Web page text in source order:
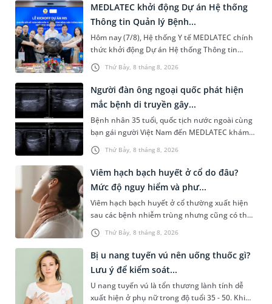
Thứ Bảy, 8 tháng 8, 2026
MEDLATEC khởi động Dự án Hệ thống
Thông tin Quản lý Bệnh...
Hôm nay (7/8), Hệ thống Y tế MEDLATEC chính
thức khởi động Dự án Hệ thống Thông tin
Quản lý Bệnh viện (HIS - Hospital Information
System) giai đoạn mới. Dự á...
Thứ Bảy, 8 tháng 8, 2026
Người đàn ông ngoại quốc phát hiện
mắc bệnh di truyền gây...
Bệnh nhân 35 tuổi, quốc tịch nước ngoài cùng
bạn gái người Việt Nam đến MEDLATEC khám
sức khỏe tiền hôn nhân. Qua thăm khám và
làm các xét nghiệm chuyên sâu,...
Thứ Bảy, 8 tháng 8, 2026
Viêm hạch bạch huyết ở cổ do đâu?
Mức độ nguy hiểm và phư...
Viêm hạch bạch huyết ở cổ thường xuất hiện
sau các bệnh nhiễm trùng nhưng cũng có thể
liên quan đến lao hạch hoặc ung thư. Để tìm
hiểu nguyên nhân gây viêm,...
Bị u nang tuyến vú nên uống thuốc gì?
Lưu ý để kiểm soát...
U nang tuyến vú là tổn thương lành tính dễ
xuất hiện ở phụ nữ trong độ tuổi 35 - 50. Khi